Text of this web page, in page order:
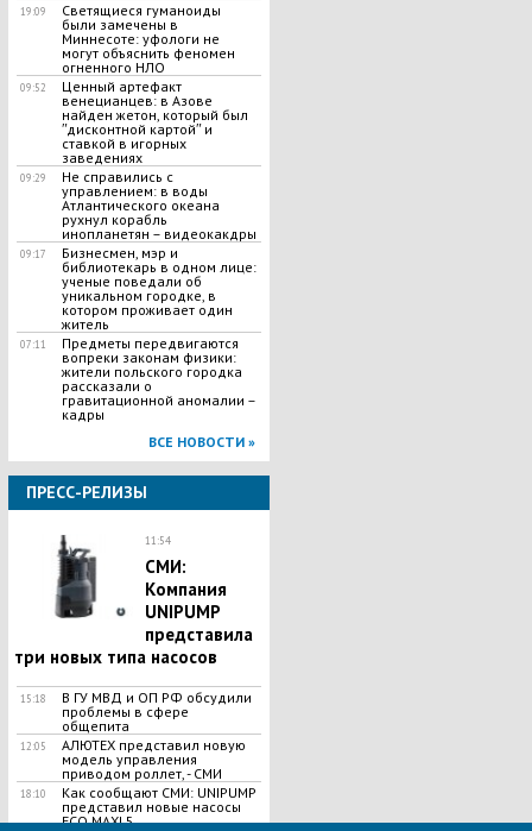
19:09
Светящиеся гуманоиды
были замечены в
Миннесоте: уфологи не
могут объяснить феномен
огненного НЛО
09:52
Ценный артефакт
венецианцев: в Азове
найден жетон, который был
ʺдисконтной картойʺ и
ставкой в игорных
заведениях
09:29
Не справились с
управлением: в воды
Атлантического океана
рухнул корабль
инопланетян – видеокакдры
09:17
Бизнесмен, мэр и
библиотекарь в одном лице:
ученые поведали об
уникальном городке, в
котором проживает один
житель
07:11
Предметы передвигаются
вопреки законам физики:
жители польского городка
рассказали о
гравитационной аномалии –
кадры
ВСЕ НОВОСТИ »
ПРЕСС-РЕЛИЗЫ
11:54
СМИ:
Компания
UNIPUMP
представила
три новых типа насосов
15:18
В ГУ МВД и ОП РФ обсудили
проблемы в сфере
общепита
12:05
АЛЮТЕХ представил новую
модель управления
приводом роллет, - СМИ
18:10
Как сообщают СМИ: UNIPUMP
представил новые насосы
ЕСО MAXI 5